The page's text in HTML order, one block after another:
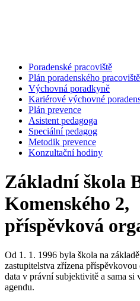
Poradenské pracoviště
Plán poradenského pracoviště
Výchovná poradkyně
Kariérové výchovné
Plán prevence
Asistent pedagoga
Speciální pedagog
Metodik prevence
Konzultační hodiny
Základní škola
Komenského 2,
příspěvková
Od 1. 1. 1996 byla škola na
zastupitelstva zřízena
data v právní subjektivitě a sama si
agendu.